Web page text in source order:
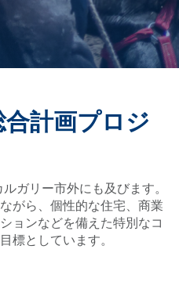
計画プロジ
ガリー市外にも及びます。
がら、個性的な住宅、商業
ョンなどを備えた特別なコ
標としています。